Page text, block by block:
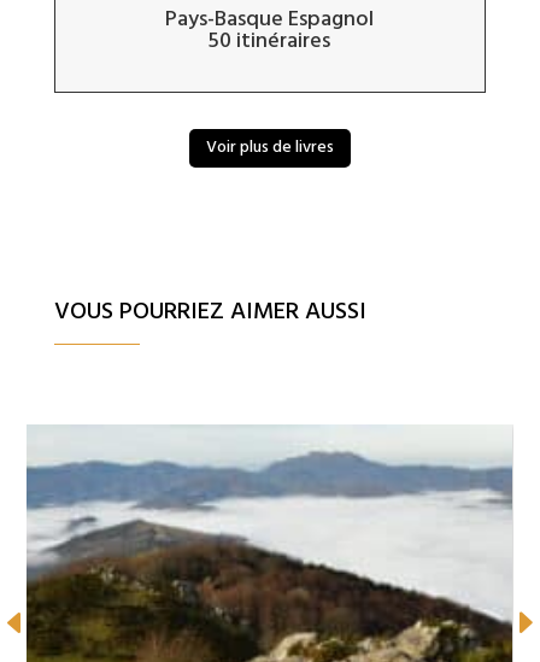
Pays-Basque Espagnol
50 itinéraires
Voir plus de livres
VOUS POURRIEZ AIMER AUSSI